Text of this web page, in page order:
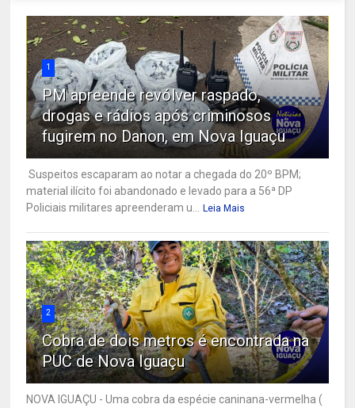
1
PM apreende revólver raspado,
drogas e rádios após criminosos
fugirem no Danon, em Nova Iguaçu
Suspeitos escaparam ao notar a chegada do 20º BPM;
material ilícito foi abandonado e levado para a 56ª DP
Policiais militares apreenderam u...
Leia Mais
2
Cobra de dois metros é encontrada na
PUC de Nova Iguaçu
NOVA IGUAÇU - Uma cobra da espécie caninana-vermelha (